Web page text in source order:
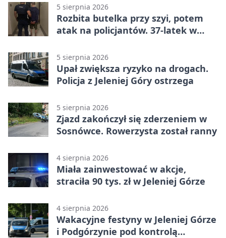
5 sierpnia 2026
Rozbita butelka przy szyi, potem
atak na policjantów. 37-latek w
5 sierpnia 2026
Upał zwiększa ryzyko na drogach.
Policja z Jeleniej Góry ostrzega
5 sierpnia 2026
Zjazd zakończył się zderzeniem w
Sosnówce. Rowerzysta został ranny
4 sierpnia 2026
Miała zainwestować w akcje,
straciła 90 tys. zł w Jeleniej Górze
4 sierpnia 2026
Wakacyjne festyny w Jeleniej Górze
i Podgórzynie pod kontrolą